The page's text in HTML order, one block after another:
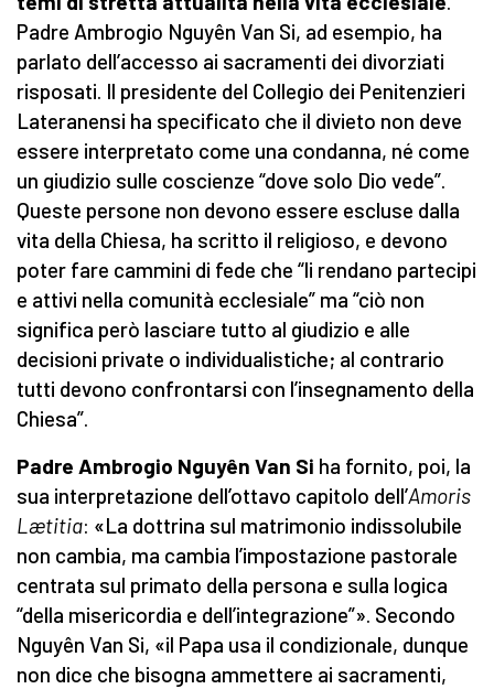
Padre Ambrogio Nguyên Van Si, ad esempio, ha
parlato dell’accesso ai sacramenti dei divorziati
risposati. Il presidente del Collegio dei Penitenzieri
Lateranensi ha specificato che il divieto non deve
essere interpretato come una condanna, né come
un giudizio sulle coscienze “dove solo Dio vede”.
Queste persone non devono essere escluse dalla
vita della Chiesa, ha scritto il religioso, e devono
poter fare cammini di fede che “li rendano partecipi
e attivi nella comunità ecclesiale” ma “ciò non
significa però lasciare tutto al giudizio e alle
decisioni private o individualistiche; al contrario
tutti devono confrontarsi con l’insegnamento della
Chiesa”.
Padre Ambrogio Nguyên Van Si ha fornito, poi, la
sua interpretazione dell’ottavo capitolo dell’Amoris
Lætitia: «La dottrina sul matrimonio indissolubile
non cambia, ma cambia l’impostazione pastorale
centrata sul primato della persona e sulla logica
“della misericordia e dell’integrazione”». Secondo
Nguyên Van Si, «il Papa usa il condizionale, dunque
non dice che bisogna ammettere ai sacramenti,